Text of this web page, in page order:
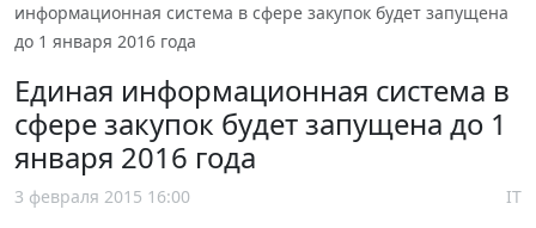
информационная система в сфере закупок будет запущена
до 1 января 2016 года
Единая информационная система в
сфере закупок будет запущена до 1
января 2016 года
3 февраля 2015 16:00 IT